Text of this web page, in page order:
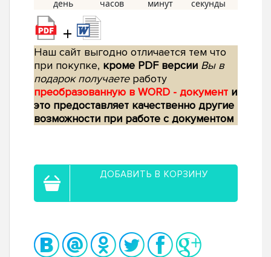
+
Наш сайт выгодно отличается тем что
при покупке, кроме PDF версии Вы в
подарок получаетеработу
преобразованную в WORD - документ и
это предоставляет качественно другие
возможности при работе с документом
ДОБАВИТЬ В КОРЗИНУ